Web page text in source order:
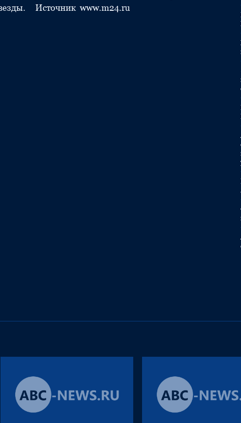
звезды. Источник www.m24.ru